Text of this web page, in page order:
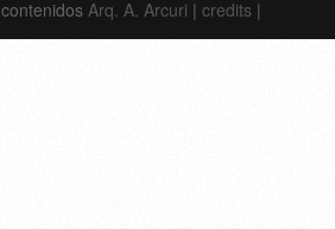
Arq. A. Arcuri | credits |